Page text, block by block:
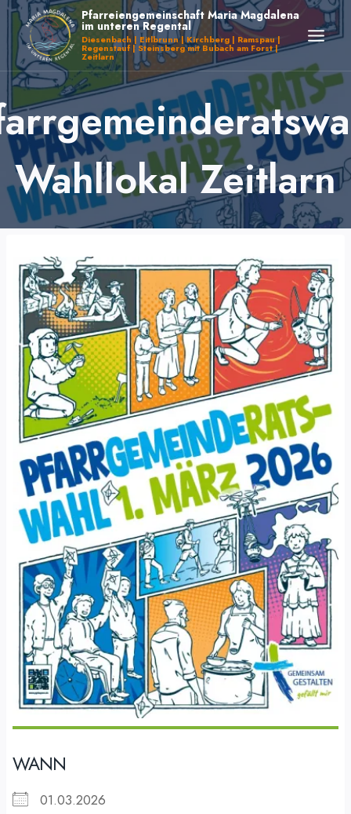
Zum
Inhalt
springen
Pfarreiengemeinschaft Maria Magdalena
im unteren Regental
Diesenbach | Eitlbrunn | Kirchberg | Ramspau |
Regenstauf | Steinsberg mit Bubach am Forst |
Zeitlarn
Wahllokal Zeitlarn
WANN
01.03.2026